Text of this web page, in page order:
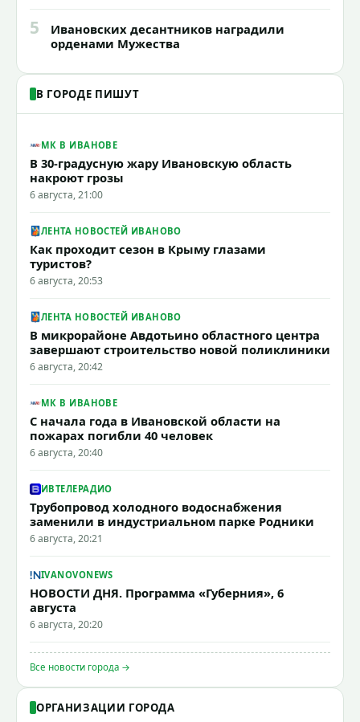
5
Ивановских десантников наградили
орденами Мужества
В ГОРОДЕ ПИШУТ
МК В ИВАНОВЕ
В 30-градусную жару Ивановскую область
накроют грозы
6 августа, 21:00
ЛЕНТА НОВОСТЕЙ ИВАНОВО
Как проходит сезон в Крыму глазами
туристов?
6 августа, 20:53
ЛЕНТА НОВОСТЕЙ ИВАНОВО
В микрорайоне Авдотьино областного центра
завершают строительство новой поликлиники
6 августа, 20:42
МК В ИВАНОВЕ
С начала года в Ивановской области на
пожарах погибли 40 человек
6 августа, 20:40
ИВТЕЛЕРАДИО
Трубопровод холодного водоснабжения
заменили в индустриальном парке Родники
6 августа, 20:21
IVANOVONEWS
НОВОСТИ ДНЯ. Программа «Губерния», 6
августа
6 августа, 20:20
Все новости города →
ОРГАНИЗАЦИИ ГОРОДА